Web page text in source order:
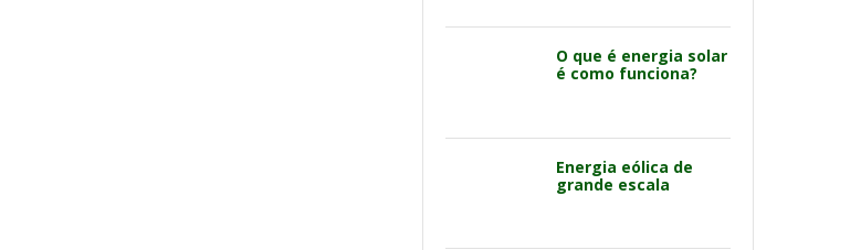
O que é energia solar
é como funciona?
Energia eólica de
grande escala